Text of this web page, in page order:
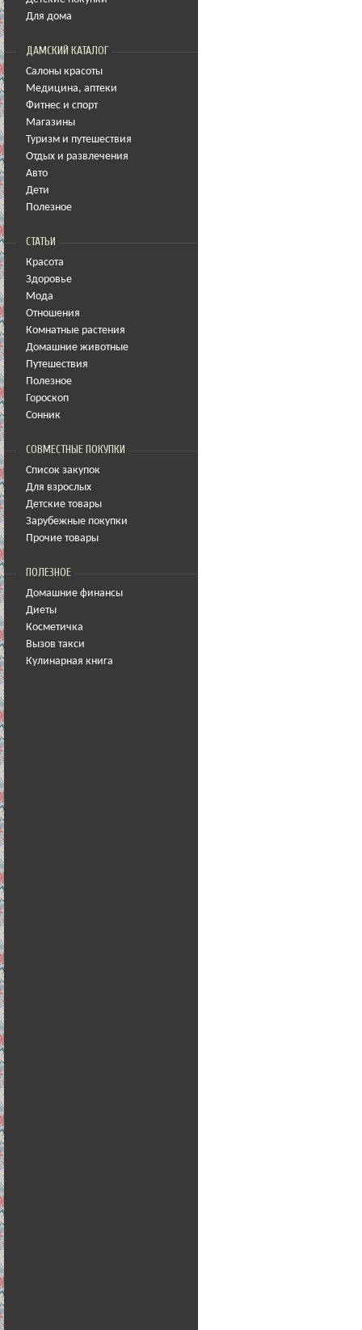
Для дома
ДАМСКИЙ КАТАЛОГ
Салоны красоты
Медицина, аптеки
Фитнес и спорт
Магазины
Туризм и путешествия
Отдых и развлечения
Авто
Дети
Полезное
СТАТЬИ
Красота
Здоровье
Мода
Отношения
Комнатные растения
Домашние животные
Путешествия
Полезное
Гороскоп
Сонник
СОВМЕСТНЫЕ ПОКУПКИ
Список закупок
Для взрослых
Детские товары
Зарубежные покупки
Прочие товары
ПОЛЕЗНОЕ
Домашние финансы
Диеты
Косметичка
Вызов такси
Кулинарная книга